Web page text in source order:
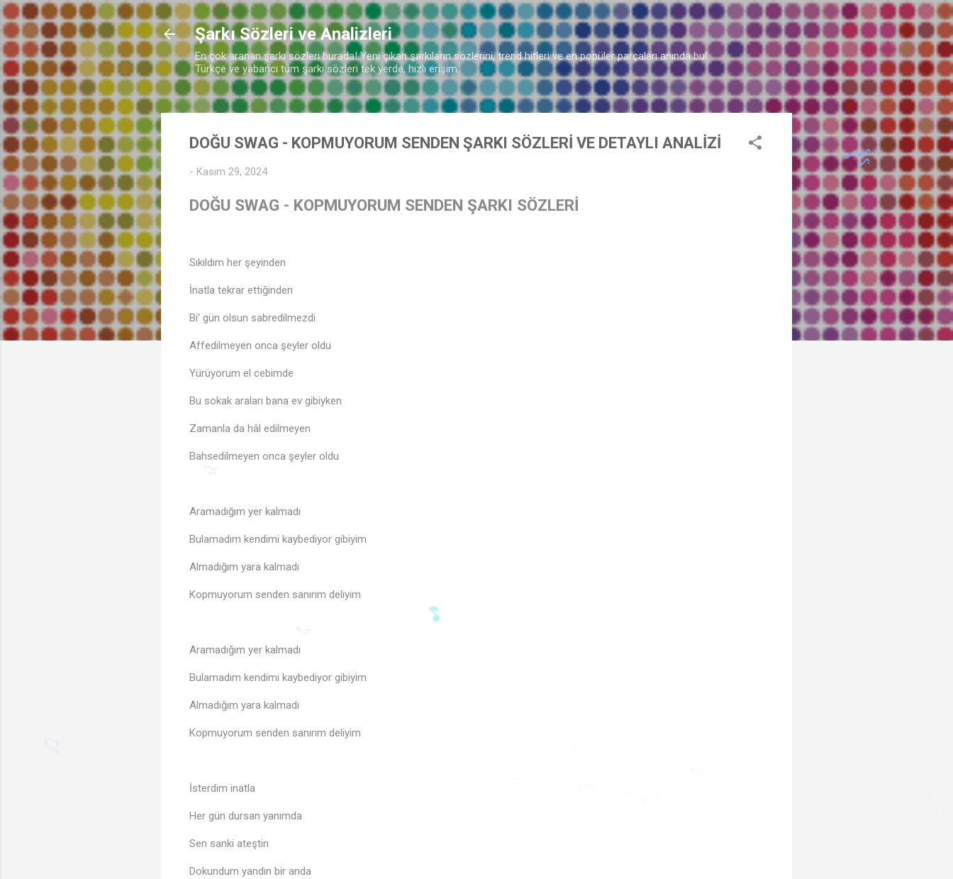
Ana içeriğe atla
Şarkı Sözleri ve Analizleri
En çok aranan şarkı sözleri burada! Yeni çıkan şarkıların sözlerini, trend hitleri ve en popüler parçaları anında bul.
Türkçe ve yabancı tüm şarkı sözleri tek yerde, hızlı erişim.
DOĞU SWAG - KOPMUYORUM SENDEN ŞARKI SÖZLERİ VE DETAYLI ANALİZİ
- Kasım 29, 2024
DOĞU SWAG - KOPMUYORUM SENDEN ŞARKI SÖZLERİ
Sıkıldım her şeyinden
İnatla tekrar ettiğinden
Bi' gün olsun sabredilmezdi
Affedilmeyen onca şeyler oldu
Yürüyorum el cebimde
Bu sokak araları bana ev gibiyken
Zamanla da hâl edilmeyen
Bahsedilmeyen onca şeyler oldu
Aramadığım yer kalmadı
Bulamadım kendimi kaybediyor gibiyim
Almadığım yara kalmadı
Kopmuyorum senden sanırım deliyim
Aramadığım yer kalmadı
Bulamadım kendimi kaybediyor gibiyim
Almadığım yara kalmadı
Kopmuyorum senden sanırım deliyim
İsterdim inatla
Her gün dursan yanımda
Sen sanki ateştin
Dokundum yandın bir anda
♪
🎶
♫
🎵